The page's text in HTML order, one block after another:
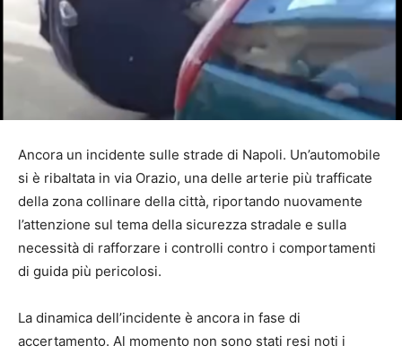
Ancora un incidente sulle strade di Napoli. Un’automobile
si è ribaltata in via Orazio, una delle arterie più trafficate
della zona collinare della città, riportando nuovamente
l’attenzione sul tema della sicurezza stradale e sulla
necessità di rafforzare i controlli contro i comportamenti
di guida più pericolosi.
La dinamica dell’incidente è ancora in fase di
accertamento. Al momento non sono stati resi noti i